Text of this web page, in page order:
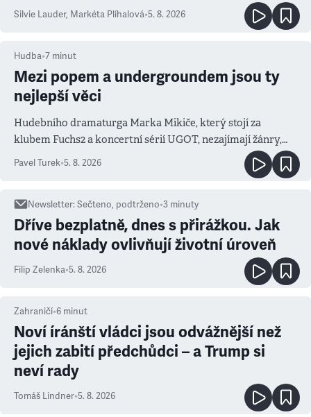
Silvie Lauder, Markéta Plíhalová•5. 8. 2026
Hudba•7 minut
Mezi popem a undergroundem jsou ty
nejlepší věci
Hudebního dramaturga Marka Mikiče, který stojí za
klubem Fuchs2 a koncertní sérií UGOT, nezajímají žánry,
ale atmosféra
Pavel Turek•5. 8. 2026
Newsletter:Sečteno, podtrženo•3 minuty
Dříve bezplatně, dnes s přirážkou. Jak
nové náklady ovlivňují životní úroveň
Filip Zelenka•5. 8. 2026
Zahraničí•6 minut
Noví íránští vládci jsou odvážnější než
jejich zabití předchůdci – a Trump si
neví rady
Tomáš Lindner•5. 8. 2026